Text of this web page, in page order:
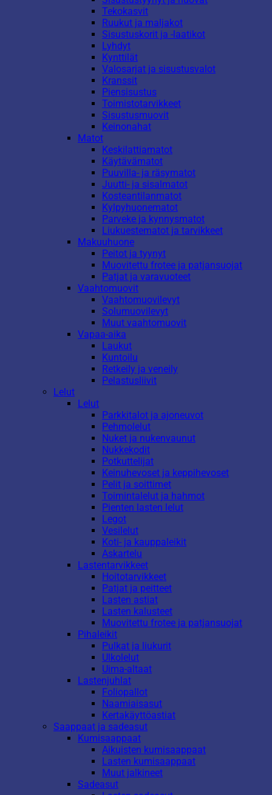
Tekokasvit
Ruukut ja maljakot
Sisustuskorit ja -laatikot
Lyhdyt
Kynttilät
Valosarjat ja sisustusvalot
Kranssit
Piensisustus
Toimistotarvikkeet
Sisustusmuovit
Keinonahat
Matot
Keskilattiamatot
Käytävämatot
Puuvilla- ja räsymatot
Juutti- ja sisalmatot
Kosteantilanmatot
Kylpyhuonematot
Parveke ja kynnysmatot
Liukuestematot ja tarvikkeet
Makuuhuone
Peitot ja tyynyt
Muovitettu frotee ja patjansuojat
Patjat ja varavuoteet
Vaahtomuovit
Vaahtomuovilevyt
Solumuovilevyt
Muut vaahtomuovit
Vapaa-aika
Laukut
Kuntoilu
Retkeily ja veneily
Pelastusliivit
Lelut
Lelut
Parkkitalot ja ajoneuvot
Pehmolelut
Nuket ja nukenvaunut
Nukkekodit
Potkuttelijat
Keinuhevoset ja keppihevoset
Pelit ja soittimet
Toimintalelut ja hahmot
Pienten lasten lelut
Legot
Vesilelut
Koti- ja kauppaleikit
Askartelu
Lastentarvikkeet
Hoitotarvikkeet
Patjat ja peitteet
Lasten astiat
Lasten kalusteet
Muovitettu frotee ja patjansuojat
Pihaleikit
Pulkat ja liukurit
Ulkolelut
Uima-altaat
Lastenjuhlat
Foliopallot
Naamiaisasut
Kertakäyttöastiat
Saappaat ja sadeasut
Kumisaappaat
Aikuisten kumisaappaat
Lasten kumisaappaat
Muut jalkineet
Sadeasut